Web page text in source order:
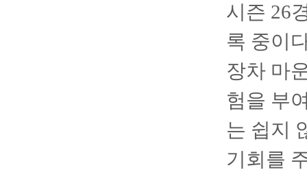
시즌 26
록 중이
장차 마
험을 부
는 쉽지
기회를